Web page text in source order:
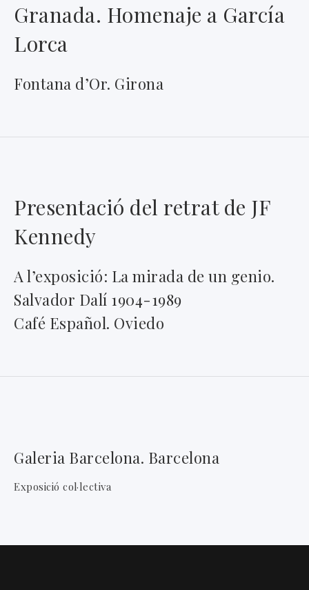
Granada. Homenaje a García
Lorca
Fontana d’Or. Girona
Presentació del retrat de JF
Kennedy
A l’exposició: La mirada de un genio.
Salvador Dalí 1904-1989
Café Español. Oviedo
Galeria Barcelona. Barcelona
Exposició col·lectiva